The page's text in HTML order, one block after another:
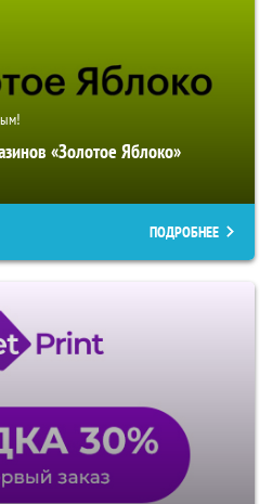
«Золотое Яблоко»
ПОДРОБНЕЕ